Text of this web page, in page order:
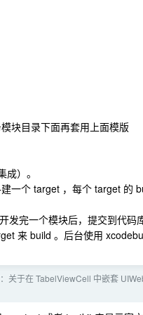
块目录下面再套用上面模版
）。
一个 target ，每个 target 的
发完一个模块后，提交到代码
来 build 。后台使用
关于在 TabelViewCell 中嵌套